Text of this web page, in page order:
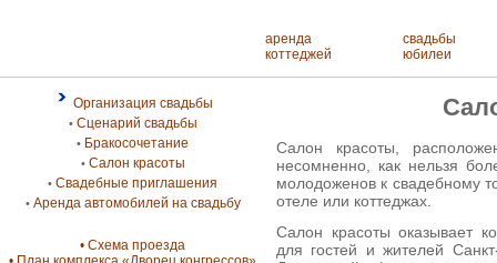
аренда
коттеджей
свадьбы
юбилеи
Организация свадьбы
• Сценарий свадьбы
• Бракосочетание
• Салон красоты
• Свадебные приглашения
• Аренда автомобилей на свадьбу
• Схема проезда
Салон красоты,
несомненно, как нельзя
молодоженов к свадебному
отеле или коттеджах.
Салон красоты оказывает
для гостей и жителей